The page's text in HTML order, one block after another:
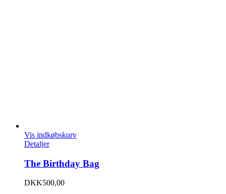
Vis indkøbskurv
Detaljer
The Birthday Bag
DKK500,00